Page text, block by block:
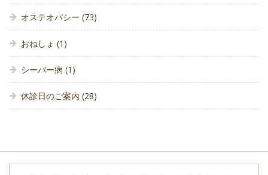
オステオパシー (73)
おねしょ (1)
シーバー病 (1)
休診日のご案内 (28)